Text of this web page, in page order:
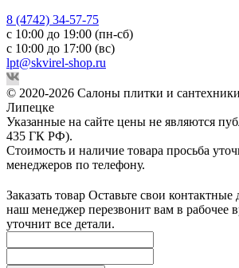
8 (4742) 34-57-75
с 10:00 до 19:00 (пн-сб)
с 10:00 до 17:00 (вс)
lpt@skvirel-shop.ru
© 2020-2026 Салоны плитки и
Липецке
Указанные на сайте цены не являются
435 ГК РФ).
Стоимость и наличие товара просьба
менеджеров по телефону.
Заказать товар Оставьте свои контактные
наш менеджер перезвонит вам в рабочее
уточнит все детали.